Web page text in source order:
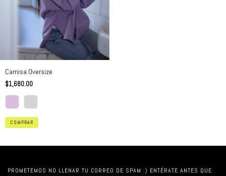
Camisa Oversize
$1,680.00
COMPRAR
PROMETEMOS NO LLENAR TU CORREO DE SPAM :) ENTÉRATE ANTES QUE